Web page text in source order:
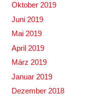
Oktober 2019
Juni 2019
Mai 2019
April 2019
März 2019
Januar 2019
Dezember 2018